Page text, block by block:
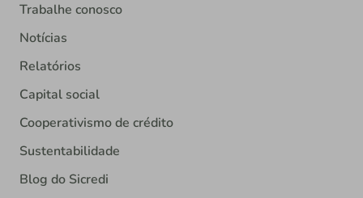
Trabalhe conosco
Notícias
Relatórios
Capital social
Cooperativismo de crédito
Sustentabilidade
Blog do Sicredi